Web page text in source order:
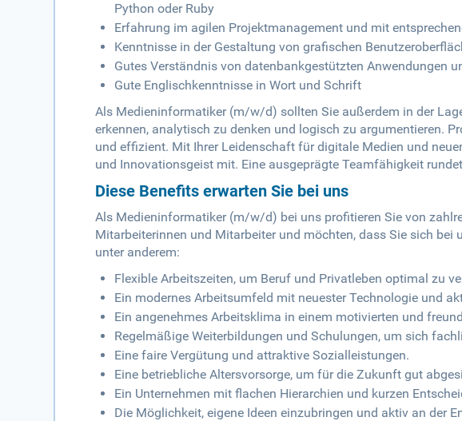
Python oder Ruby
Erfahrung im agilen Projektmanagement und mit
Kenntnisse in der Gestaltung von grafischen
Gutes Verständnis von datenbankgestützten Anwendungen
Gute Englischkenntnisse in Wort und Schrift
Als Medieninformatiker (m/w/d) sollten Sie außerdem in der
erkennen, analytisch zu denken und logisch zu argumentieren.
und effizient. Mit Ihrer Leidenschaft für digitale Medien und
und Innovationsgeist mit. Eine ausgeprägte Teamfähigkeit
Diese Benefits erwarten Sie bei uns
Als Medieninformatiker (m/w/d) bei uns profitieren Sie von
Mitarbeiterinnen und Mitarbeiter und möchten, dass Sie sich bei
unter anderem:
Flexible Arbeitszeiten, um Beruf und Privatleben optimal zu
Ein modernes Arbeitsumfeld mit neuester Technologie und
Ein angenehmes Arbeitsklima in einem motivierten und
Regelmäßige Weiterbildungen und Schulungen, um sich
Eine faire Vergütung und attraktive Sozialleistungen.
Eine betriebliche Altersvorsorge, um für die Zukunft gut
Ein Unternehmen mit flachen Hierarchien und kurzen
Die Möglichkeit, eigene Ideen einzubringen und aktiv an der